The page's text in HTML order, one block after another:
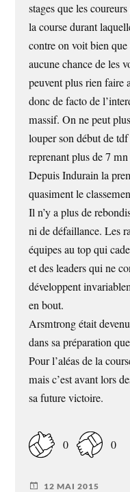
stages que les
la course durant
contre on voit bien que
aucune chance de les
peuvent plus rien faire
donc de facto de
massif. On ne peut
louper son début de
reprenant plus de 7
Depuis Indurain la
quasiment le
Il n’y a plus de
ni de défaillance. Les
équipes au top qui
et des leaders qui ne
développent
en bout.
Arsmtrong était
dans sa préparation
Pour l’aléas de la
mais c’est avant lors
sa future victoire.
0 0
12 MAI 2015